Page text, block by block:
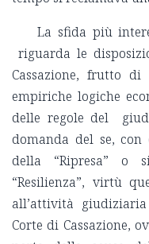
La sfida più
riguarda le
Cassazione, frutto
empiriche logiche
delle regole del
domanda del se,
della “Ripresa” o
“Resilienza”, virtù
all’attività
Corte di Cassazione,